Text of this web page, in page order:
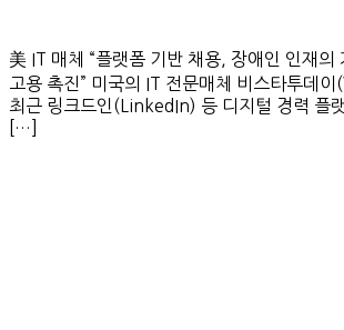
美 IT 매체 “플랫폼 기반 채용, 장애인 인재의
고용 촉진” 미국의 IT 전문매체 비스타투데
최근 링크드인(LinkedIn) 등 디지털 경력 플
[…]